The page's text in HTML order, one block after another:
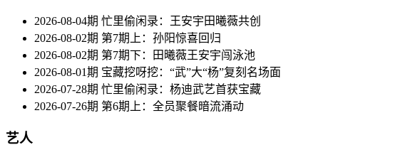
2026-08-04期 忙里偷闲录：王安宇田曦薇共创
2026-08-02期 第7期上：孙阳惊喜回归
2026-08-02期 第7期下：田曦薇王安宇闯泳池
2026-08-01期 宝藏挖呀挖：“武”大“杨”复刻名场面
2026-07-28期 忙里偷闲录：杨迪武艺首获宝藏
2026-07-26期 第6期上：全员聚餐暗流涌动
艺人